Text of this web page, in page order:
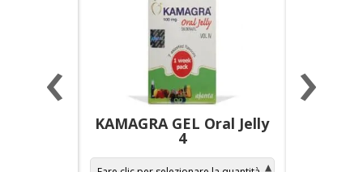
KAMAGRA GEL Oral Jelly
4
‹ ›